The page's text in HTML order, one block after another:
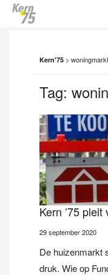
Kern'75 > woningmarkt
Tag:
Kern ’75
29 september 2020
De huizenmarkt
druk. Wie op